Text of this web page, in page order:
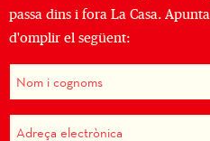
passa dins i fora La Casa.
d'omplir el següent: